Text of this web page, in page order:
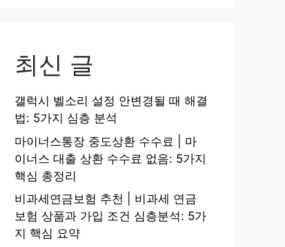
최신 글
갤럭시 벨소리 설정 안변경될 때 해결
법: 5가지 심층 분석
마이너스통장 중도상환 수수료 | 마
이너스 대출 상환 수수료 없음: 5가지
핵심 총정리
비과세연금보험 추천 | 비과세 연금
보험 상품과 가입 조건 심층분석: 5가
지 핵심 요약